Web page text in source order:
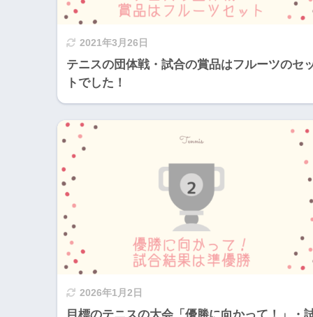
2021年3月26日
テニスの団体戦・試合の賞品はフルーツのセ
トでした！
2026年1月2日